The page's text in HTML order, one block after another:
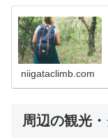
niigataclimb.com
周辺の観光